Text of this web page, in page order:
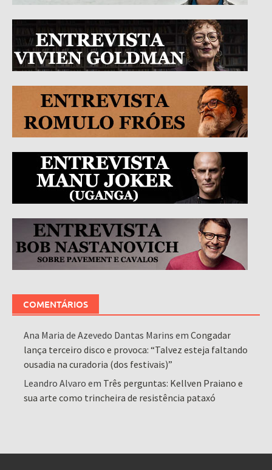
COMENTÁRIOS
Ana Maria de Azevedo Dantas Marins emCongadar
lança terceiro disco e provoca: “Talvez esteja faltando
ousadia na curadoria (dos festivais)”
Leandro Alvaro em Três perguntas: Kellven Praiano e
sua arte como trincheira de resistência pataxó